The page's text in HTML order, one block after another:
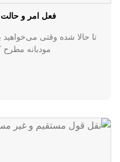
فعل امر و حالت
تا حالا شده وقتی
مودبانه مطرح